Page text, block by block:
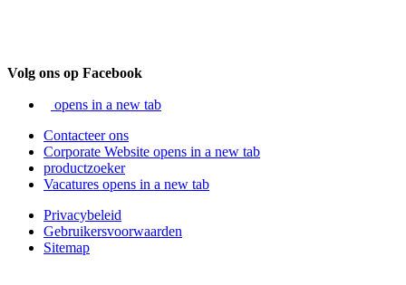
Volg ons op Facebook
opens in a new tab
Contacteer ons
Corporate Website opens in a new tab
productzoeker
Vacatures opens in a new tab
Privacybeleid
Gebruikersvoorwaarden
Sitemap